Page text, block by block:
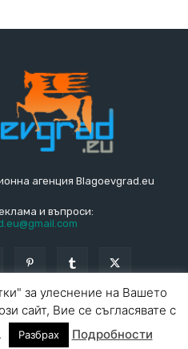
агенция Blagoevgrad.eu
и въпроси:
Общи условия |
за улеснение на Вашето
сайт, Вие се съгласявате с
Разбрах Подробности